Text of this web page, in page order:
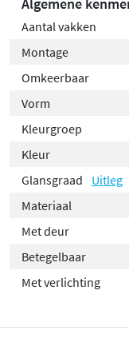
Met de Alvoro
combinatie van
Algemene
Aantal vakken
Montage
Omkeerbaar
Vorm
Kleurgroep
Kleur
Glansgraad
Uitleg
Materiaal
Met deur
Betegelbaar
Met verlichting